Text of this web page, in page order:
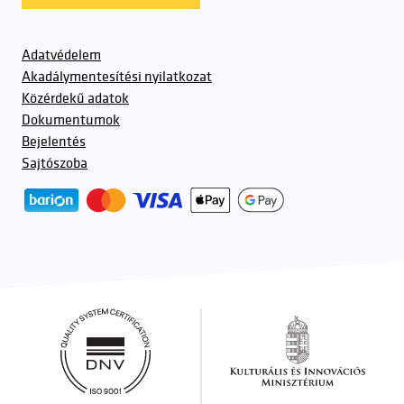
Adatvédelem
Akadálymentesítési nyilatkozat
Közérdekű adatok
Dokumentumok
Bejelentés
Sajtószoba